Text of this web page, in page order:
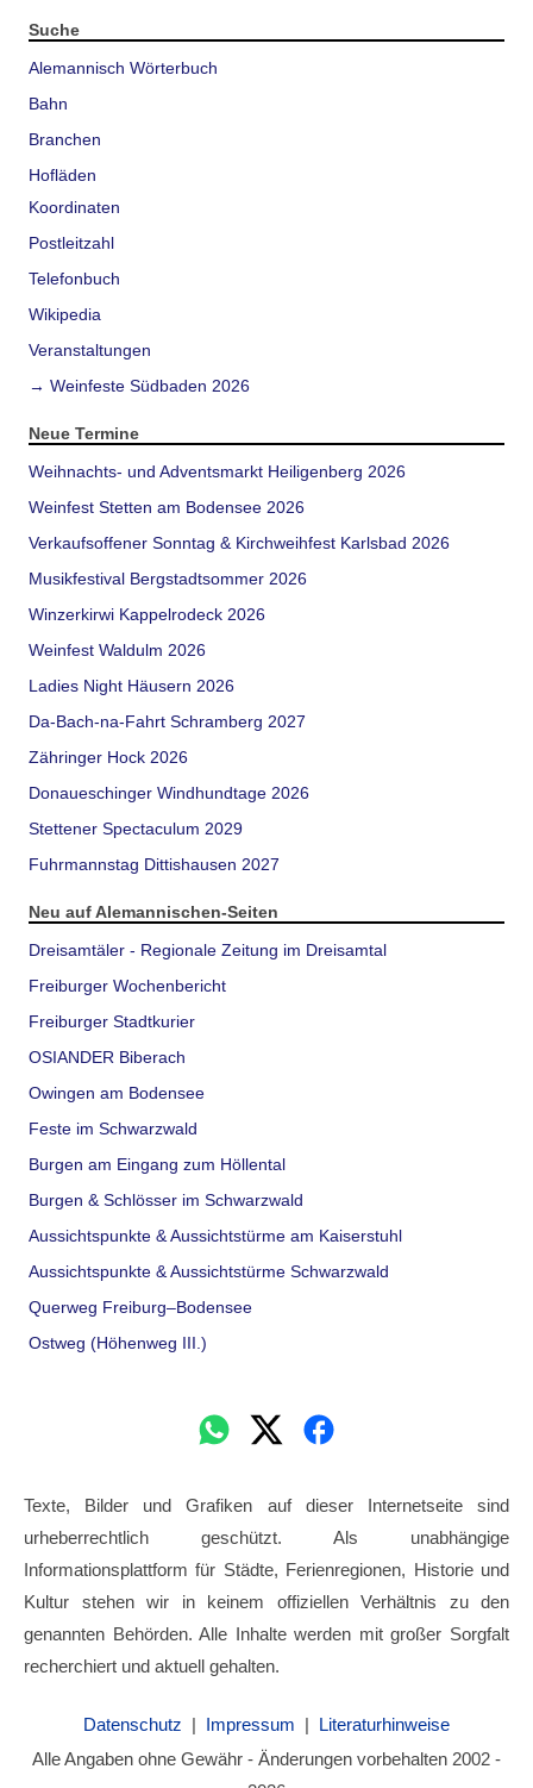
Suche
Alemannisch Wörterbuch
Bahn
Branchen
Hofläden
Koordinaten
Postleitzahl
Telefonbuch
Wikipedia
Veranstaltungen
→ Weinfeste Südbaden 2026
Neue Termine
Weihnachts- und Adventsmarkt Heiligenberg 2026
Weinfest Stetten am Bodensee 2026
Verkaufsoffener Sonntag & Kirchweihfest Karlsbad 2026
Musikfestival Bergstadtsommer 2026
Winzerkirwi Kappelrodeck 2026
Weinfest Waldulm 2026
Ladies Night Häusern 2026
Da-Bach-na-Fahrt Schramberg 2027
Zähringer Hock 2026
Donaueschinger Windhundtage 2026
Stettener Spectaculum 2029
Fuhrmannstag Dittishausen 2027
Neu auf Alemannischen-Seiten
Dreisamtäler - Regionale Zeitung im Dreisamtal
Freiburger Wochenbericht
Freiburger Stadtkurier
OSIANDER Biberach
Owingen am Bodensee
Feste im Schwarzwald
Burgen am Eingang zum Höllental
Burgen & Schlösser im Schwarzwald
Aussichtspunkte & Aussichtstürme am Kaiserstuhl
Aussichtspunkte & Aussichtstürme Schwarzwald
Querweg Freiburg–Bodensee
Ostweg (Höhenweg III.)
Texte, Bilder und Grafiken auf dieser Internetseite sind
urheberrechtlich geschützt. Als unabhängige
Informationsplattform für Städte, Ferienregionen, Historie und
Kultur stehen wir in keinem offiziellen Verhältnis zu den
genannten Behörden. Alle Inhalte werden mit großer Sorgfalt
recherchiert und aktuell gehalten.
Datenschutz | Impressum | Literaturhinweise
Alle Angaben ohne Gewähr - Änderungen vorbehalten 2002 -